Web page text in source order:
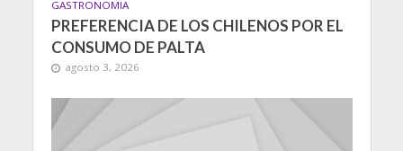
GASTRONOMIA
PREFERENCIA DE LOS CHILENOS POR EL
CONSUMO DE PALTA
agosto 3, 2026